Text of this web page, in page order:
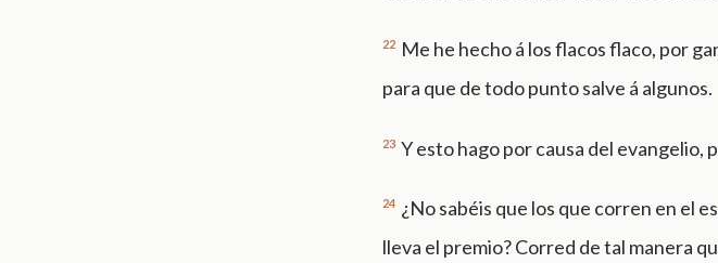
22 Me he hecho á los flacos flaco, por
para que de todo punto salve á algunos.
23 Y esto hago por causa del
24 ¿No sabéis que los que corren en el
lleva el premio? Corred de tal manera